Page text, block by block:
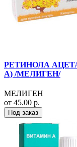
РЕТИНОЛА
А) /МЕЛИГЕН/
МЕЛИГЕН
от 45.00 р.
Под заказ